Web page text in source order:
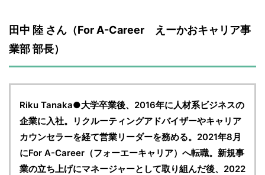
田中 陸 さん（For A-Career　えーかおキャリア事
業部 部長）
Riku Tanaka●大学卒業後、2016年に人材系ビジネスの
企業に入社。リクルーティングアドバイザーやキャリア
カウンセラーを経て営業リーダーを務める。2021年8月
にFor A-Career（フォーエーキャリア）へ転職。新規事
業の立ち上げにマネージャーとして取り組んだ後、2022